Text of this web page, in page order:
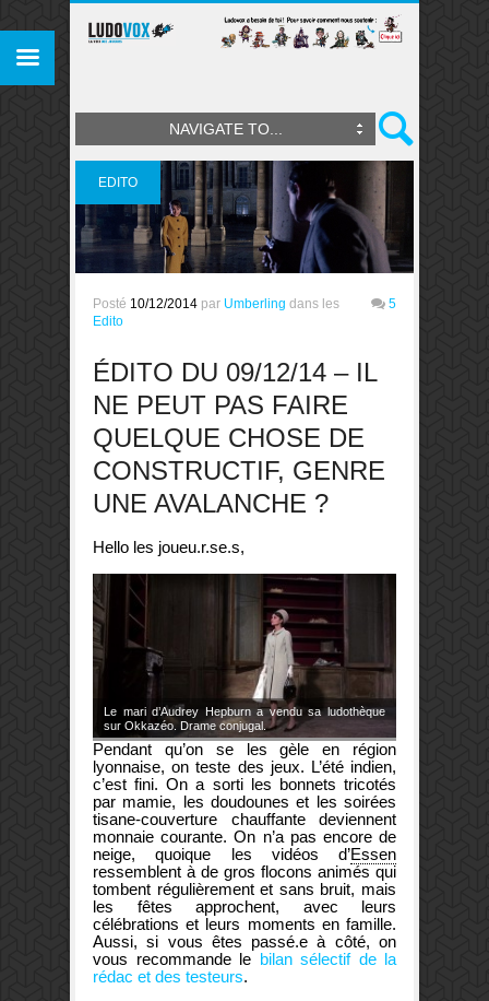
NAVIGATE TO...
EDITO
Posté 10/12/2014 par Umberling dans les
Edito
5
ÉDITO DU 09/12/14 – IL
NE PEUT PAS FAIRE
QUELQUE CHOSE DE
CONSTRUCTIF, GENRE
UNE AVALANCHE ?
Hello les joueu.r.se.s,
Le mari d’Audrey Hepburn a vendu sa ludothèque
sur Okkazéo. Drame conjugal.
Pendant qu’on se les gèle en région
lyonnaise, on teste des jeux. L’été indien,
c’est fini. On a sorti les bonnets tricotés
par mamie, les doudounes et les soirées
tisane-couverture chauffante deviennent
monnaie courante. On n’a pas encore de
neige, quoique les vidéos d’Essen
ressemblent à de gros flocons animés qui
tombent régulièrement et sans bruit, mais
les fêtes approchent, avec leurs
célébrations et leurs moments en famille.
Aussi, si vous êtes passé.e à côté, on
vous recommande le bilan sélectif de la
rédac et des testeurs.